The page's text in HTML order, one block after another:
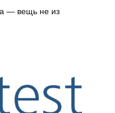
— вещь не из